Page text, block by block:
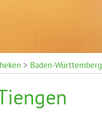
> Baden-Württemberg